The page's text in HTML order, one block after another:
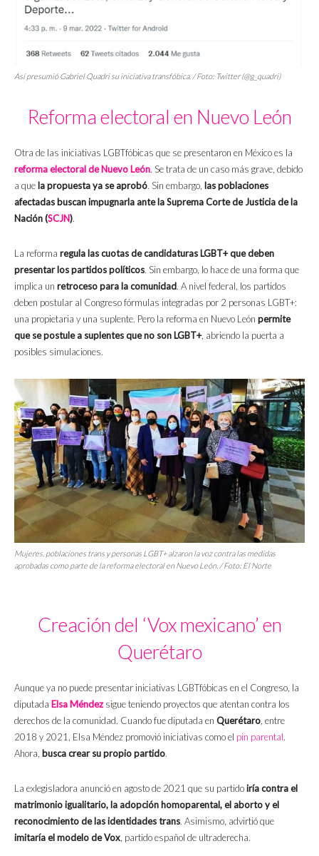
Así presumió Gabriel Quadri su iniciativa transfóbica. / Foto: Twitter (@g_quadri)
Reforma electoral en Nuevo León
Otra de las iniciativas LGBTfóbicas que se presentaron en México es la
reforma electoral de Nuevo León. Se trata de un caso más grave, debido
a que la propuesta ya se aprobó. Sin embargo, las poblaciones
afectadas buscan impugnarla ante la Suprema Corte de Justicia de la
Nación (SCJN).
La reforma regula las cuotas de candidaturas LGBT+ que deben
presentar los partidos políticos. Sin embargo, lo hace de una forma que
implica un retroceso para la comunidad. A nivel federal, los partidos
deben postular al Congreso fórmulas integradas por 2 personas LGBT+:
una propietaria y una suplente. Pero la reforma en Nuevo León permite
que se postule a suplentes que no son LGBT+, abriendo la puerta a
posibles simulaciones.
Mujeres, poblaciones trans y personas LGBT+ alzaron la voz contra las medidas
aprobadas como parte de la reforma electoral en Nuevo León. / Foto: El Norte
Creación del ‘Vox mexicano’ en
Querétaro
Aunque ya no puede presentar iniciativas LGBTfóbicas en el Congreso, la
diputada Elsa Méndez sigue teniendo proyectos que atentan contra los
derechos de la comunidad. Cuando fue diputada en Querétaro , entre
2018 y 2021, Elsa Méndez promovió iniciativas como el pin parental.
Ahora, busca crear su propio partido.
La exlegisladora anunció en agosto de 2021 que su partidoiría contra el
matrimonio igualitario, la adopción homoparental, el aborto y el
reconocimiento de las identidades trans. Asimismo, advirtió que
imitaría el modelo de Vox , partido español de ultraderecha.